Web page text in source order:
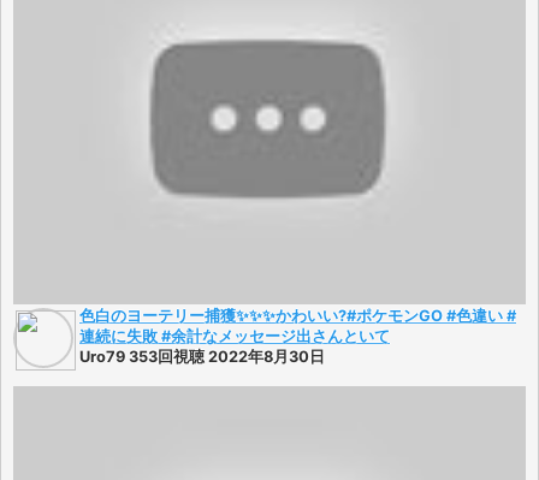
色白のヨーテリー捕獲✨✨✨かわいい?#ポケモンGO #色違い #
連続に失敗 #余計なメッセージ出さんといて
Uro79 353回視聴 2022年8月30日